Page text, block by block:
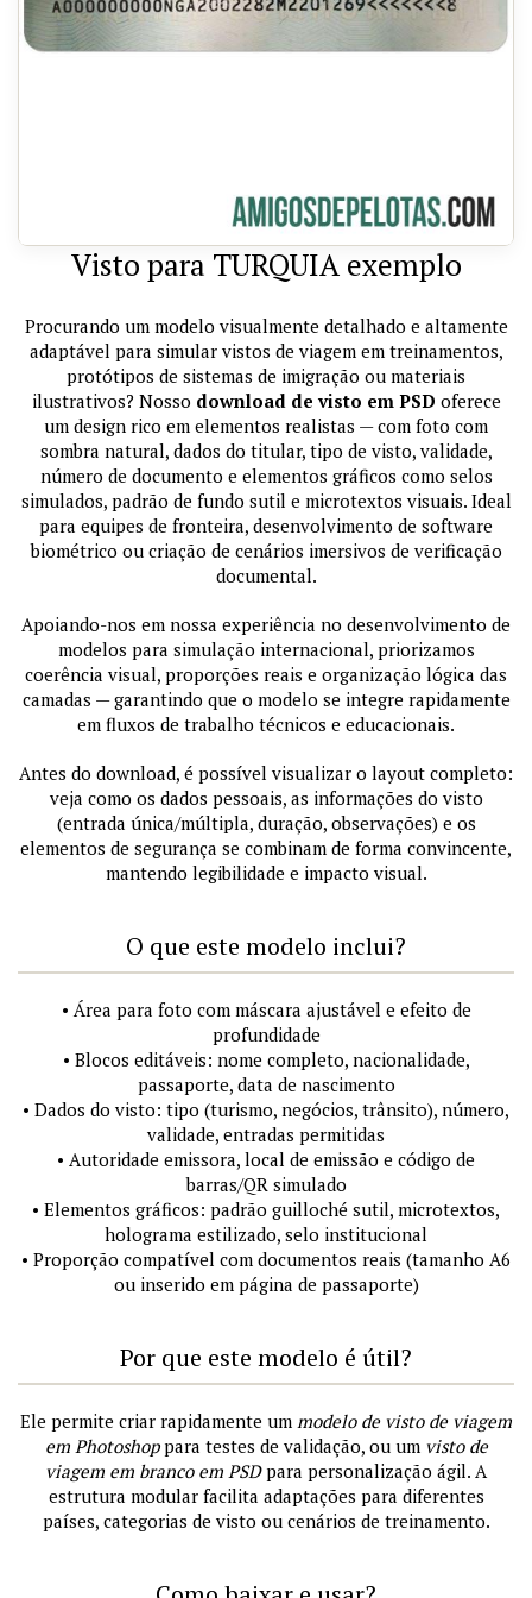
Visto para TURQUIA exemplo
Procurando um modelo visualmente detalhado e altamente
adaptável para simular vistos de viagem em treinamentos,
protótipos de sistemas de imigração ou materiais
ilustrativos? Nosso download de visto em PSD oferece
um design rico em elementos realistas — com foto com
sombra natural, dados do titular, tipo de visto, validade,
número de documento e elementos gráficos como selos
simulados, padrão de fundo sutil e microtextos visuais. Ideal
para equipes de fronteira, desenvolvimento de software
biométrico ou criação de cenários imersivos de verificação
documental.
Apoiando-nos em nossa experiência no desenvolvimento de
modelos para simulação internacional, priorizamos
coerência visual, proporções reais e organização lógica das
camadas — garantindo que o modelo se integre rapidamente
em fluxos de trabalho técnicos e educacionais.
Antes do download, é possível visualizar o layout completo:
veja como os dados pessoais, as informações do visto
(entrada única/múltipla, duração, observações) e os
elementos de segurança se combinam de forma convincente,
mantendo legibilidade e impacto visual.
O que este modelo inclui?
• Área para foto com máscara ajustável e efeito de
profundidade
• Blocos editáveis: nome completo, nacionalidade,
passaporte, data de nascimento
• Dados do visto: tipo (turismo, negócios, trânsito), número,
validade, entradas permitidas
• Autoridade emissora, local de emissão e código de
barras/QR simulado
• Elementos gráficos: padrão guilloché sutil, microtextos,
holograma estilizado, selo institucional
• Proporção compatível com documentos reais (tamanho A6
ou inserido em página de passaporte)
Por que este modelo é útil?
Ele permite criar rapidamente um modelo de visto de viagem
em Photoshoppara testes de validação, ou um visto de
viagem em branco em PSDpara personalização ágil. A
estrutura modular facilita adaptações para diferentes
países, categorias de visto ou cenários de treinamento.